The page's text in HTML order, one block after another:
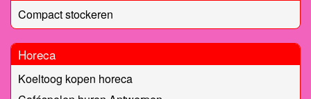
Compact stockeren
Horeca
Koeltoog kopen horeca